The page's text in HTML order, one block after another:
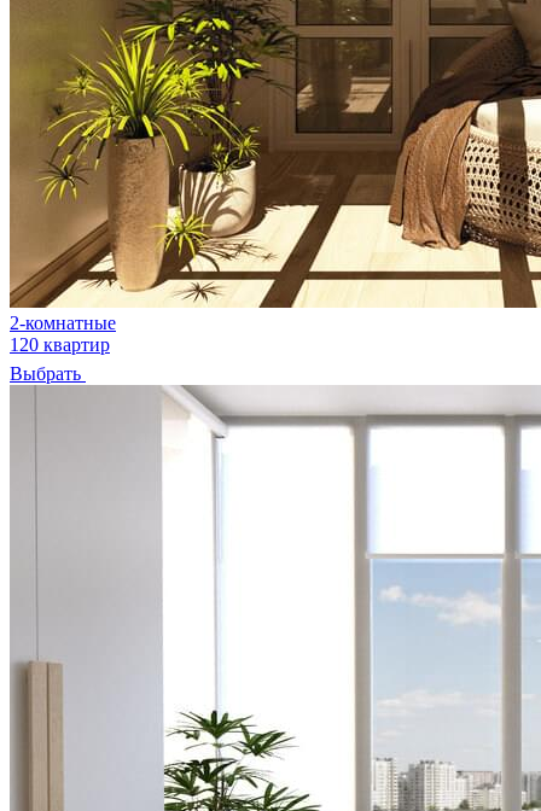
2-комнатные
120 квартир
Выбрать